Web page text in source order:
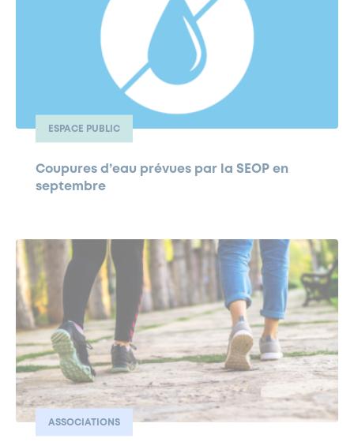
ESPACE PUBLIC
Coupures d’eau prévues par la SEOP en
septembre
ASSOCIATIONS